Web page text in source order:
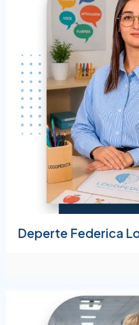
Deperte Federica